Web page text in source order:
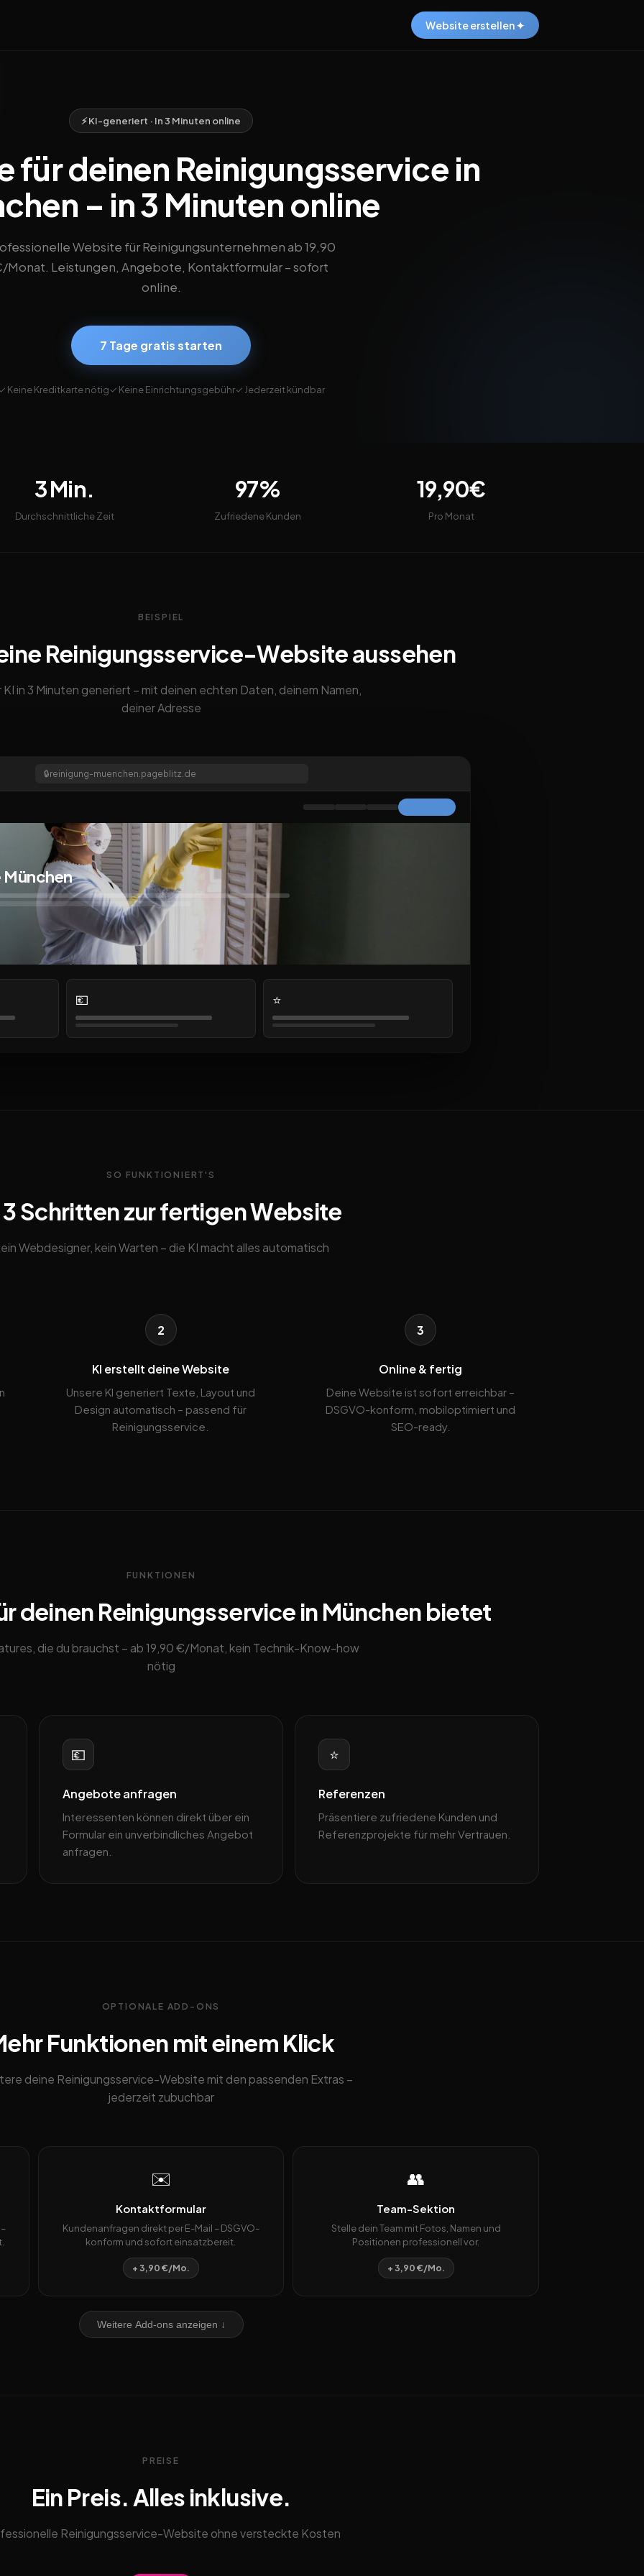
Website erstellen ✦
⚡ KI-generiert · In 3 Minuten online
für deinen Reinigungsservice in
– in 3 Minuten online
Website für Reinigungsunternehmen ab 19,90
Monat. Leistungen, Angebote, Kontaktformular – sofort
online.
7 Tage gratis starten
Keine Kreditkarte nötig✓ Keine Einrichtungsgebühr✓ Jederzeit kündbar
3 Min.
Durchschnittliche Zeit
97%
Zufriedene Kunden
19,90€
Pro Monat
BEISPIEL
Reinigungsservice-Website aussehen
KI in 3 Minuten generiert – mit deinen echten Daten, deinem Namen,
deiner Adresse
🔒reinigung-muenchen.pageblitz.de
München
💶 ⭐
SO FUNKTIONIERT'S
3 Schritten zur fertigen Website
Webdesigner, kein Warten – die KI macht alles automatisch
2
KI erstellt deine Website
Unsere KI generiert Texte, Layout und
Design automatisch – passend für
Reinigungsservice.
3
Online & fertig
Deine Website ist sofort erreichbar –
DSGVO-konform, mobiloptimiert und
SEO-ready.
FUNKTIONEN
deinen Reinigungsservice in München bietet
die du brauchst – ab 19,90 €/Monat, kein Technik-Know-how
nötig
💶
Angebote anfragen
Interessenten können direkt über ein
Formular ein unverbindliches Angebot
anfragen.
⭐
Referenzen
Präsentiere zufriedene Kunden und
Referenzprojekte für mehr Vertrauen.
OPTIONALE ADD-ONS
Funktionen mit einem Klick
deine Reinigungsservice-Website mit den passenden Extras –
jederzeit zubuchbar
✉️
Kontaktformular
Kundenanfragen direkt per E-Mail – DSGVO-
konform und sofort einsatzbereit.
+ 3,90 €/Mo.
👥
Team-Sektion
Stelle dein Team mit Fotos, Namen und
Positionen professionell vor.
+ 3,90 €/Mo.
Weitere Add-ons anzeigen ↓
PREISE
Ein Preis. Alles inklusive.
Reinigungsservice-Website ohne versteckte Kosten